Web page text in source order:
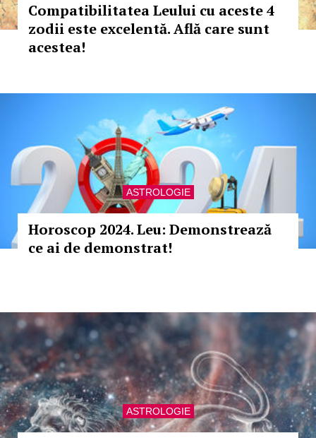
Compatibilitatea Leului cu aceste 4
zodii este excelentă. Află care sunt
acestea!
ASTROLOGIE
Horoscop 2024. Leu: Demonstrează
ce ai de demonstrat!
ASTROLOGIE